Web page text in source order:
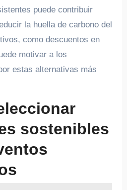
puede contribuir
la huella de carbono del
como descuentos en
motivar a los
estas alternativas más
sostenibles